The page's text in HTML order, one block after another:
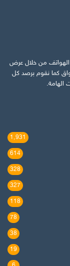
الهواتف من خلال عرض
كما نقوم برصد كل
الهامة.
1٬931
614
328
327
118
78
38
19